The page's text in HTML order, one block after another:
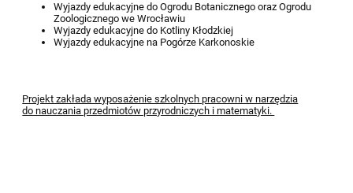
Wyjazdy edukacyjne do Ogrodu Botanicznego oraz Ogrodu
Zoologicznego we Wrocławiu
Wyjazdy edukacyjne do Kotliny Kłodzkiej
Wyjazdy edukacyjne na Pogórze Karkonoskie
Projekt zakłada wyposażenie szkolnych pracowni w narzędzia
do nauczania przedmiotów przyrodniczych i matematyki.